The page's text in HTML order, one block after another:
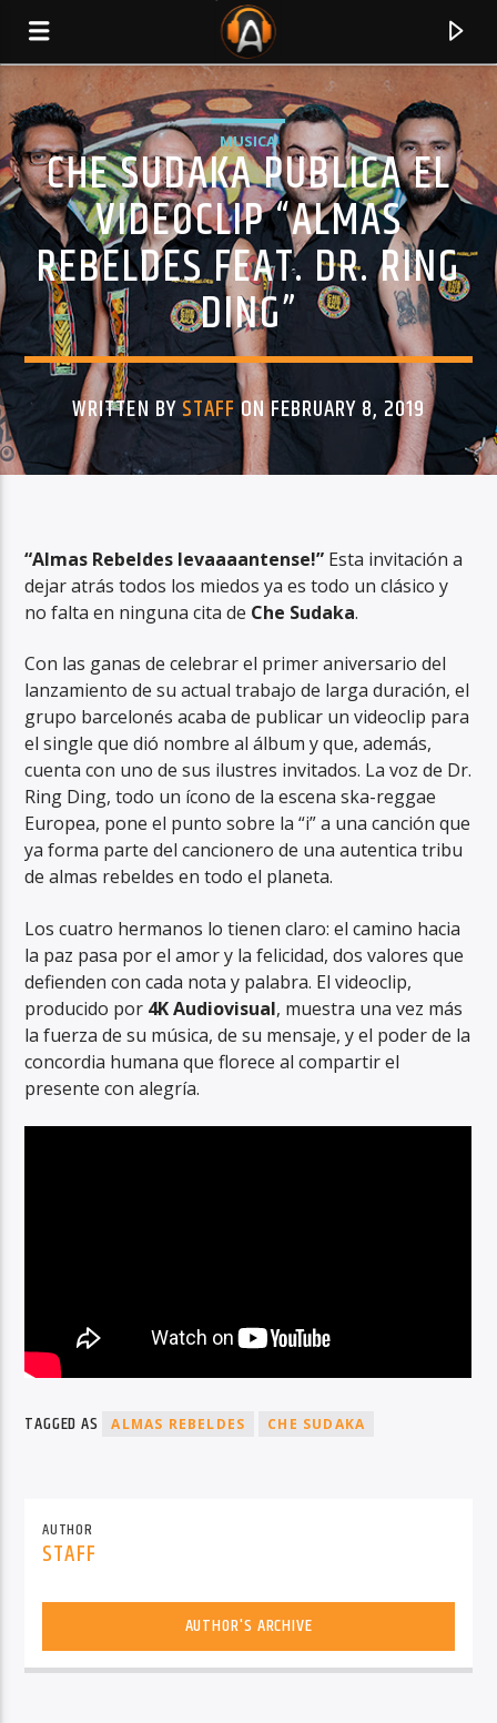
CURRENT TRACK
TITLE
ARTIST
RadioAlternativo Live
MUSICA
CHE SUDAKA PUBLICA EL
VIDEOCLIP “ALMAS
REBELDES FEAT. DR. RING
DING”
WRITTEN BYSTAFFON FEBRUARY 8, 2019
“Almas Rebeldes levaaaantense!” Esta invitación a
dejar atrás todos los miedos ya es todo un clásico y
no falta en ninguna cita de Che Sudaka.
Con las ganas de celebrar el primer aniversario del
lanzamiento de su actual trabajo de larga duración, el
grupo barcelonés acaba de publicar un videoclip para
el single que dió nombre al álbum y que, además,
cuenta con uno de sus ilustres invitados. La voz de Dr.
Ring Ding, todo un ícono de la escena ska-reggae
Europea, pone el punto sobre la “i” a una canción que
ya forma parte del cancionero de una autentica tribu
de almas rebeldes en todo el planeta.
Los cuatro hermanos lo tienen claro: el camino hacia
la paz pasa por el amor y la felicidad, dos valores que
defienden con cada nota y palabra. El videoclip,
producido por 4K Audiovisual, muestra una vez más
la fuerza de su música, de su mensaje, y el poder de la
concordia humana que florece al compartir el
presente con alegría.
TAGGED AS ALMAS REBELDES CHE SUDAKA
AUTHOR
STAFF
AUTHOR'S ARCHIVE